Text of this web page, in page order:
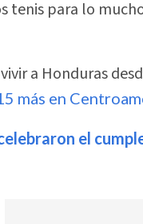
tenis para lo
a Honduras
más en
el